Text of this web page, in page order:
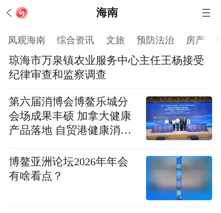
海南
凤观海南 综合资讯 文旅 预防法治 房产
琼海市万泉镇农业服务中心主任王杨接受
纪律审查和监察调查
第六届消博会博鳌乐城分
会场成果丰硕 加拿大健康
产品落地 自贸港健康消费
博鳌亚洲论坛2026年年会
有啥看点？